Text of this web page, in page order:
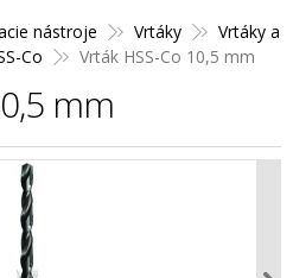
nástroje Vrtáky
Vrtáky a
Co Vrták HSS-Co 10,5 mm
mm